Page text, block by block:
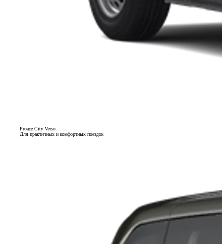
Proace City Verso
Для практичных и комфортных поездок